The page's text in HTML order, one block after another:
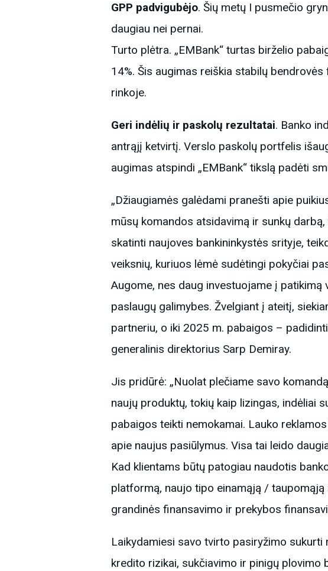
GPP padvigubėjo. Šių metų I pusmečio
daugiau nei pernai.
Turto plėtra. „EMBank“ turtas birželio
14%. Šis augimas reiškia stabilų
rinkoje.
Geri indėlių ir paskolų rezultatai. Banko
antrąjį ketvirtį. Verslo paskolų portfelis
augimas atspindi „EMBank“ tikslą padėti
„Džiaugiamės galėdami pranešti apie
mūsų komandos atsidavimą ir sunkų
skatinti naujoves bankininkystės srityje,
veiksnių, kuriuos lėmė sudėtingi pokyčiai
Augome, nes daug investuojame į
paslaugų galimybes. Žvelgiant į ateitį,
partneriu, o iki 2025 m. pabaigos –
generalinis direktorius Sarp Demiray.
Jis pridūrė: „Nuolat plečiame savo
naujų produktų, tokių kaip lizingas, indėliai
pabaigos teikti nemokamai. Lauko
apie naujus pasiūlymus. Visa tai leido
Kad klientams būtų patogiau naudotis
platformą, naujo tipo einamąją /
grandinės finansavimo ir prekybos
Laikydamiesi savo tvirto pasiryžimo sukurti
kredito rizikai, sukčiavimo ir pinigų